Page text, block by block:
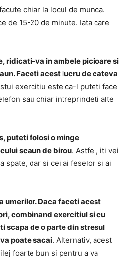
chiar la locul de munca.
de 15-20 de minute. Iata care
ridicati-va in ambele picioare si
Faceti acest lucru de cateva
exercitiu este ca-l puteti face
sau chiar intreprindeti alte
puteti folosi o minge
scaun de birou. Astfel, iti vei
spate, dar si cei ai feselor si ai
umerilor. Daca faceti acest
combinand exercitiul si cu
scapa de o parte din stresul
poate sacai. Alternativ, acest
foarte bun si pentru a va